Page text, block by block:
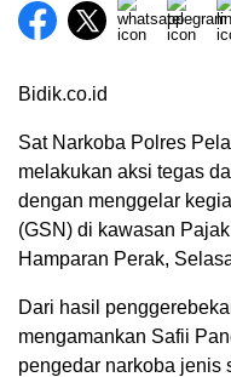
Bidik.co.id
Sat Narkoba Polres
melakukan aksi tegas
dengan menggelar
(GSN) di kawasan
Hamparan Perak,
Dari hasil
mengamankan Safii
pengedar narkoba jenis